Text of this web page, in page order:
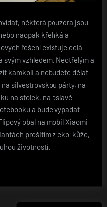
některá pouzdra jsou
naopak křehká a
řešení existuje celá
svým vzhledem. Neotřelým a
kamkoli a nebudete dělat
silvestrovskou párty, na
na stolek, na oslavě
a bude vypadat
obal na mobil Xiaomi
prošitím z eko-kůže,
životností.